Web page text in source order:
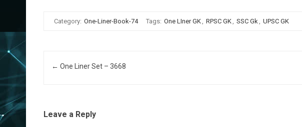
Category: One-Liner-Book-74 Tags: One LIner GK, RPSC GK, SSC Gk, UPSC GK
Post navigation
← One Liner Set – 3668
Leave a Reply